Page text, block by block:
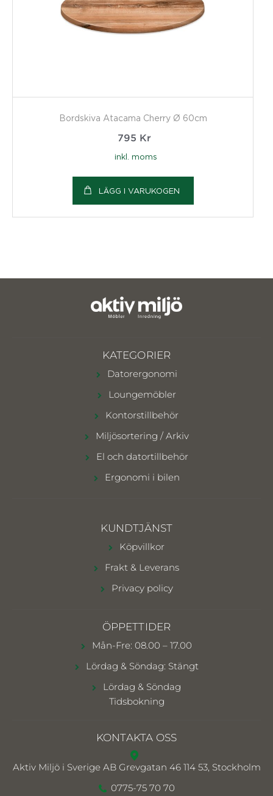
Bordskiva Atacama Cherry Ø 60cm
795 Kr
inkl. moms
LÄGG I VARUKOGEN
KATEGORIER
Datorergonomi
Loungemöbler
Kontorstillbehör
Miljösortering / Arkiv
El och datortillbehör
Ergonomi i bilen
KUNDTJÄNST
Köpvillkor
Frakt & Leverans
Privacy policy
ÖPPETTIDER
Mån-Fre: 08.00 – 17.00
Lördag & Söndag: Stängt
Lördag & Söndag
Tidsbokning
KONTAKTA OSS
Aktiv Miljö i Sverige AB Grevgatan 46 114 53, Stockholm
0775-75 70 70